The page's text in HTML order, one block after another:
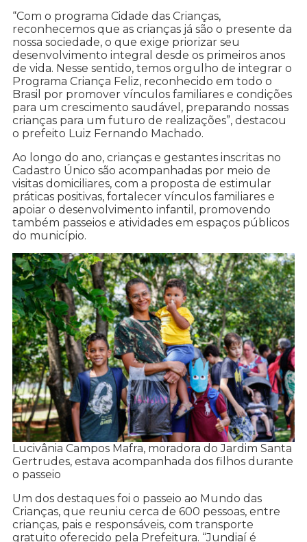
“Com o programa Cidade das Crianças,
reconhecemos que as crianças já são o presente da
nossa sociedade, o que exige priorizar seu
desenvolvimento integral desde os primeiros anos
de vida. Nesse sentido, temos orgulho de integrar o
Programa Criança Feliz, reconhecido em todo o
Brasil por promover vínculos familiares e condições
para um crescimento saudável, preparando nossas
crianças para um futuro de realizações”, destacou
o prefeito Luiz Fernando Machado.
Ao longo do ano, crianças e gestantes inscritas no
Cadastro Único são acompanhadas por meio de
visitas domiciliares, com a proposta de estimular
práticas positivas, fortalecer vínculos familiares e
apoiar o desenvolvimento infantil, promovendo
também passeios e atividades em espaços públicos
do município.
Lucivânia Campos Mafra, moradora do Jardim Santa
Gertrudes, estava acompanhada dos filhos durante
o passeio
Um dos destaques foi o passeio ao Mundo das
Crianças, que reuniu cerca de 600 pessoas, entre
crianças, pais e responsáveis, com transporte
gratuito oferecido pela Prefeitura. “Jundiaí é